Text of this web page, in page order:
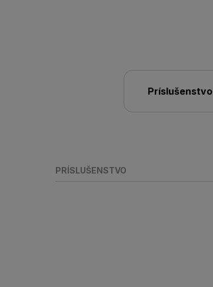
Príslušenstvo
PRÍSLUŠENSTVO